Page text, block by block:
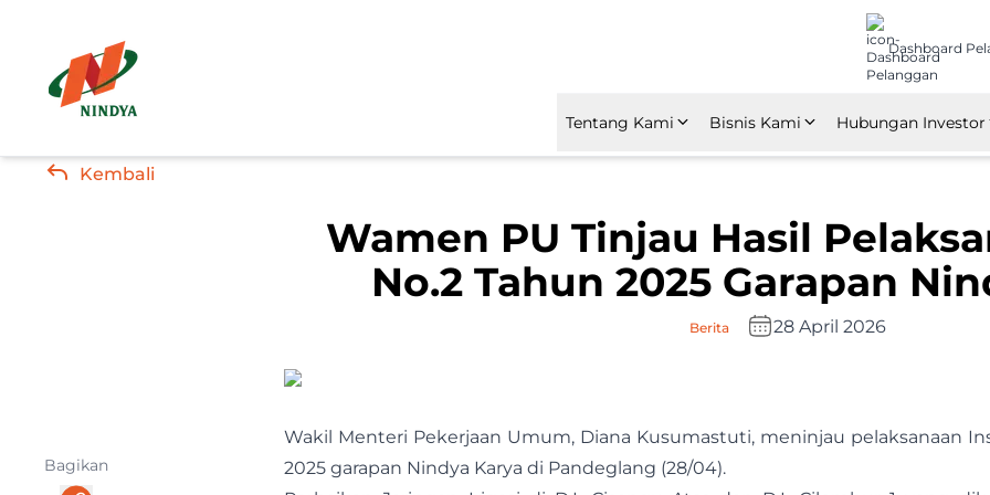
Dashboard
Tentang Kami
Kebijakan Perusahaan
Penghargaan & Sertifikasi
Anak Perusahaan dan
Bisnis Kami
Investasi
Manufaktur
Manajemen Properti
Hubungan Investor
Laporan Tahunan
RUPS
Kembali
Bagikan
Wamen PU Tinjau Hasil
No.2 Tahun 2025 Garapan
Berita 28 April 2026
Wakil Menteri Pekerjaan Umum, Diana Kusumastuti, meninjau pelaksanaan
2025 garapan Nindya Karya di Pandeglang (28/04).